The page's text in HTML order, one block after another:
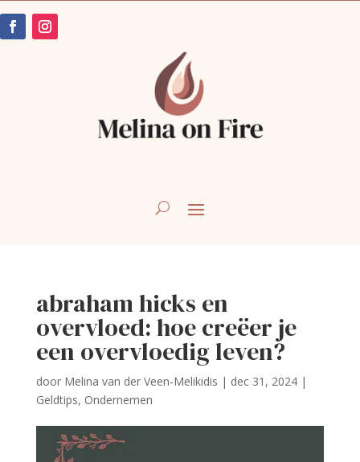
abraham hicks en
overvloed: hoe creëer je
een overvloedig leven?
door Melina van der Veen-Melikidis | dec 31, 2024|
Geldtips, Ondernemen